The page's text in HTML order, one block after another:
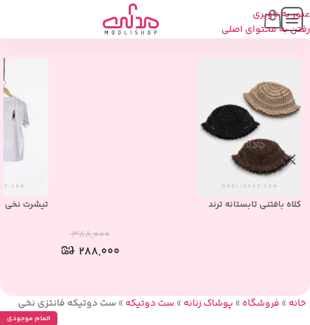
عبور به ناوبری
رفتن به محتوای اصلی
محصولات مشابه
کلاه بافتنی تابستانه ترند
۳۸۸,۰۰۰
۲۸۸,۰۰۰
تیشرت نخی
خانه » فروشگاه » پوشاک زنانه » ست دوتیکه » ست دوتیکه فانتزی نخی
اتمام موجودی